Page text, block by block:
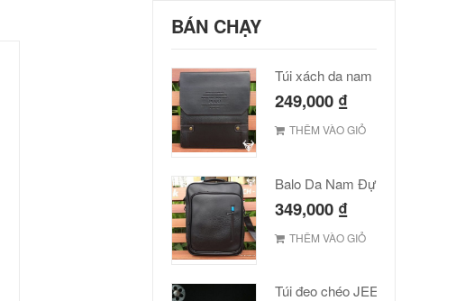
BÁN CHẠY
249,000 ₫
THÊM VÀO GIỎ
Balo Da Nam Đựng Laptop Đẹp Giá Rẻ
349,000 ₫
THÊM VÀO GIỎ